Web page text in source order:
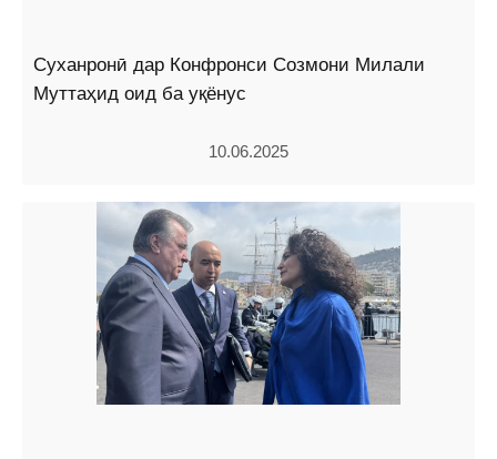
Суханронӣ дар Конфронси Созмони Милали
Муттаҳид оид ба уқёнус
10.06.2025